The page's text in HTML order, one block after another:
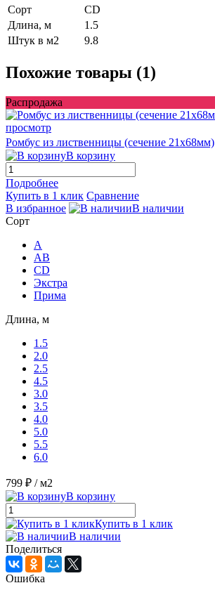
Сорт
CD
Длина, м
1.5
Штук в м2
9.8
Похожие товары (1)
Распродажа
просмотр
Ромбус из лиственницы (сечение 21x68мм)
В корзину
Подробнее
Купить в 1 клик Сравнение
В избранное
В наличии
Сорт
A
AB
CD
Экстра
Прима
Длина, м
1.5
2.0
2.5
4.5
3.0
3.5
4.0
5.0
5.5
6.0
799 ₽ / м2
В корзину
Купить в 1 клик
В наличии
Поделиться
Ошибка